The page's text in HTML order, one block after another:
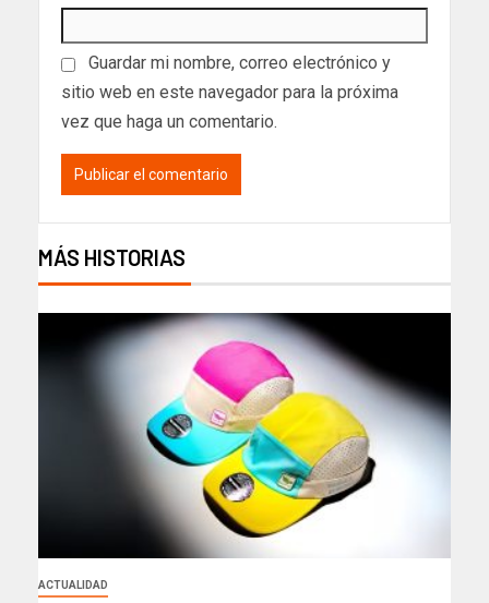
Guardar mi nombre, correo electrónico y
sitio web en este navegador para la próxima
vez que haga un comentario.
MÁS HISTORIAS
ACTUALIDAD